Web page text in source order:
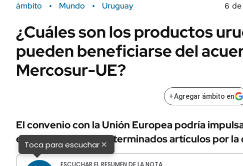
ámbito Mundo Uruguay 6
¿Cuáles son los productos
pueden beneficiarse del
Mercosur-UE?
+Agregar ámbito en
El convenio con la Unión Europea podría
exportaciones de determinados artículos por la
Toca para escuchar×
ESCUCHAR EL RESUMEN DE LA NOTA